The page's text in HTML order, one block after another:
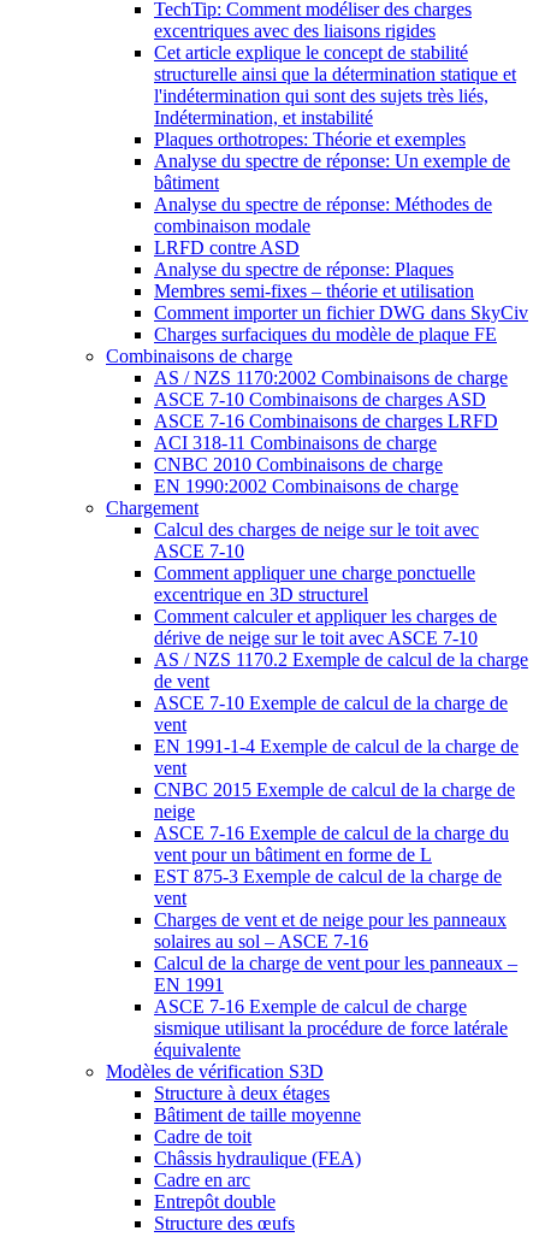
TechTip: Comment modéliser des charges
excentriques avec des liaisons rigides
Cet article explique le concept de stabilité
structurelle ainsi que la détermination statique et
l'indétermination qui sont des sujets très liés,
Indétermination, et instabilité
Plaques orthotropes: Théorie et exemples
Analyse du spectre de réponse: Un exemple de
bâtiment
Analyse du spectre de réponse: Méthodes de
combinaison modale
LRFD contre ASD
Analyse du spectre de réponse: Plaques
Membres semi-fixes – théorie et utilisation
Comment importer un fichier DWG dans SkyCiv
Charges surfaciques du modèle de plaque FE
Combinaisons de charge
AS / NZS 1170:2002 Combinaisons de charge
ASCE 7-10 Combinaisons de charges ASD
ASCE 7-16 Combinaisons de charges LRFD
ACI 318-11 Combinaisons de charge
CNBC 2010 Combinaisons de charge
EN 1990:2002 Combinaisons de charge
Chargement
Calcul des charges de neige sur le toit avec
ASCE 7-10
Comment appliquer une charge ponctuelle
excentrique en 3D structurel
Comment calculer et appliquer les charges de
dérive de neige sur le toit avec ASCE 7-10
AS / NZS 1170.2 Exemple de calcul de la charge
de vent
ASCE 7-10 Exemple de calcul de la charge de
vent
EN 1991-1-4 Exemple de calcul de la charge de
vent
CNBC 2015 Exemple de calcul de la charge de
neige
ASCE 7-16 Exemple de calcul de la charge du
vent pour un bâtiment en forme de L
EST 875-3 Exemple de calcul de la charge de
vent
Charges de vent et de neige pour les panneaux
solaires au sol – ASCE 7-16
Calcul de la charge de vent pour les panneaux –
EN 1991
ASCE 7-16 Exemple de calcul de charge
sismique utilisant la procédure de force latérale
équivalente
Modèles de vérification S3D
Structure à deux étages
Bâtiment de taille moyenne
Cadre de toit
Châssis hydraulique (FEA)
Cadre en arc
Entrepôt double
Structure des œufs